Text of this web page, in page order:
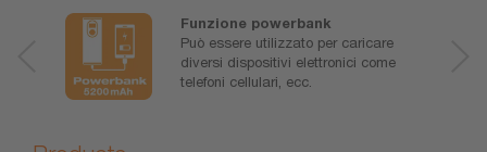
Funzione powerbank
Può essere utilizzato per caricare
diversi dispositivi elettronici come
telefoni cellulari, ecc.